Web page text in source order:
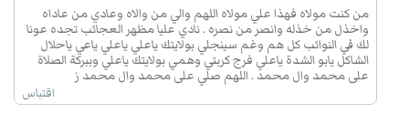
من كنت مولاه فهذا علي مولاه اللهم والي من والاه وعادي من عاداه
واخذل من خذله وانصر من نصره . نادي عليا مظهر العجائب تجده عونا
لك في النوائب كل هم وغم سينجلي بولايتك ياعلي ياعلي ياعي ياحلال
الشاكل يابو الشدة ياعلي فرج كربتي وهمي بولايتك ياعلي وببركة الصلاة
على محمد وال محمد . اللهم صلي على محمد وال محمد ز
اقتباس